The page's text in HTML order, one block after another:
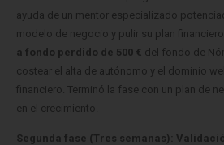
ayuda de un mentor especializado
modelo de negocio y pulir su plan
a fondo perdido de 500 € del fondo de
costear el alta de autónomo y el dominio
financiero. Terminó la fase con un plan de
en el crecimiento.
Segunda fase (Tres semanas):